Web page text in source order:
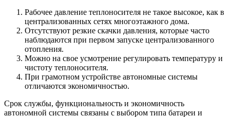
Рабочее давление теплоносителя не такое высокое, как в
централизованных сетях многоэтажного дома.
Отсутствуют резкие скачки давления, которые часто
наблюдаются при первом запуске централизованного
отопления.
Можно на свое усмотрение регулировать температуру и
чистоту теплоносителя.
При грамотном устройстве автономные системы
отличаются экономичностью.
Срок службы, функциональность и экономичность
автономной системы связаны с выбором типа батареи и